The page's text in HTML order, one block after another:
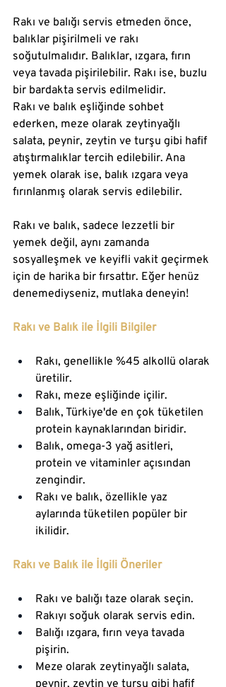
Rakı ve balığı servis etmeden önce,
balıklar pişirilmeli ve rakı
soğutulmalıdır. Balıklar, ızgara, fırın
veya tavada pişirilebilir. Rakı ise, buzlu
bir bardakta servis edilmelidir.
Rakı ve balık eşliğinde sohbet
ederken, meze olarak zeytinyağlı
salata, peynir, zeytin ve turşu gibi hafif
atıştırmalıklar tercih edilebilir. Ana
yemek olarak ise, balık ızgara veya
fırınlanmış olarak servis edilebilir.
Rakı ve balık, sadece lezzetli bir
yemek değil, aynı zamanda
sosyalleşmek ve keyifli vakit geçirmek
için de harika bir fırsattır. Eğer henüz
denemediyseniz, mutlaka deneyin!
Rakı ve Balık ile İlgili Bilgiler
Rakı, genellikle %45 alkollü olarak
üretilir.
Rakı, meze eşliğinde içilir.
Balık, Türkiye'de en çok tüketilen
protein kaynaklarından biridir.
Balık, omega-3 yağ asitleri,
protein ve vitaminler açısından
zengindir.
Rakı ve balık, özellikle yaz
aylarında tüketilen popüler bir
ikilidir.
Rakı ve Balık ile İlgili Öneriler
Rakı ve balığı taze olarak seçin.
Rakıyı soğuk olarak servis edin.
Balığı ızgara, fırın veya tavada
pişirin.
Meze olarak zeytinyağlı salata,
peynir, zeytin ve turşu gibi hafif